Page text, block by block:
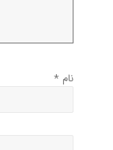
نام *